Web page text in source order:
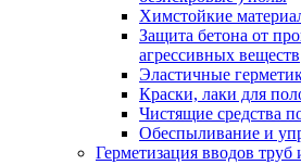
Химстойкие
Защита бетона от
агрессивных веществ
Эластичные
Краски, лаки для
Чистящие средства
Обеспыливание и
Герметизация вводов труб